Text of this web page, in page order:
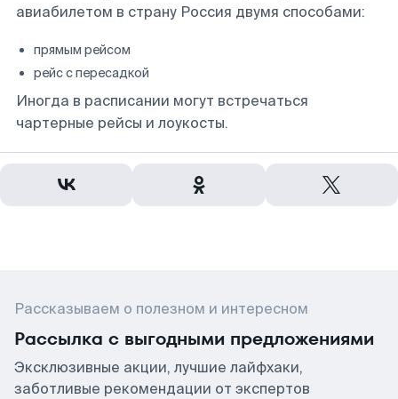
авиабилетом в страну Россия двумя способами:
прямым рейсом
рейс с пересадкой
Иногда в расписании могут встречаться
чартерные рейсы и лоукосты.
Рассказываем о полезном и интересном
Рассылка с выгодными предложениями
Эксклюзивные акции, лучшие лайфхаки,
заботливые рекомендации от экспертов